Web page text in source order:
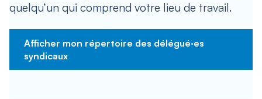
quelqu’un qui comprend votre lieu de travail.
Afficher mon répertoire des délégué·es
syndicaux